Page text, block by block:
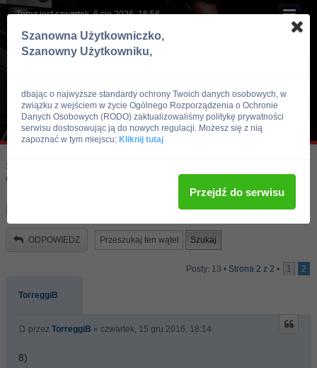
Teraz jest czwartek, 6 sie 2026, 16:58
Skocz do:
Odżywki i suplementy
laknienie
ODPOWIEDZ
Posty: 13 • Strona 2 z 2 • 1 2
TorreggiB
przez TorreggiB » czwartek, 15 gru 2016, 18:14
8)
Szanowna Użytkowniczko,
Szanowny Użytkowniku,
dbając o najwyższe standardy ochrony Twoich danych osobowych, w
związku z wejściem w życie Ogólnego Rozporządzenia o Ochronie
Danych Osobowych (RODO) zaktualizowaliśmy politykę prywatności
serwisu dostosowując ją do nowych regulacji. Możesz się z nią
zapoznać w tym miejscu: Kliknij tutaj
Przejdź do serwisu